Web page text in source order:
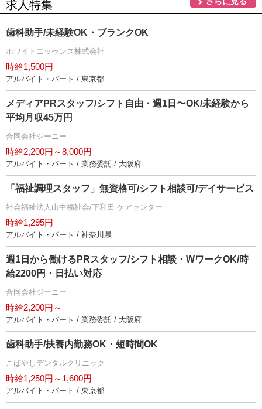
求人特集
歯科助手/未経験OK・ブランクOK
ホワイトエッセンス株式会社
時給1,500円
アルバイト・パート / 東京都
メディアPRスタッフ/シフト自由・週1日〜OK/未経験から
平均月収45万円
合同会社ジーニー
時給2,200円～8,000円
アルバイト・パート / 業務委託 / 大阪府
「福祉調理スタッフ」無資格可/シフト相談可/デイサービス
社会福祉法人山中福祉会/下和田 ケアセンター
時給1,295円
アルバイト・パート / 神奈川県
週1日から働けるPRスタッフ/シフト相談・WワークOK/時
給2200円・日払い対応
合同会社ジーニー
時給2,200円～
アルバイト・パート / 業務委託 / 大阪府
歯科助手/扶養内勤務OK・短時間OK
こばやしデンタルクリニック
時給1,250円～1,600円
アルバイト・パート / 東京都